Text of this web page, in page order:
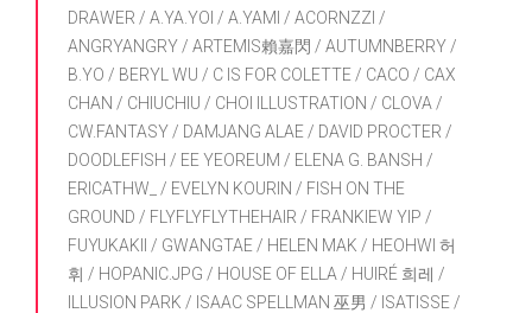
DRAWER / A.YA.YOI / A.YAMI / ACORNZZI /
ANGRYANGRY / ARTEMIS賴嘉閃 / AUTUMNBERRY /
B.YO / BERYL WU / C IS FOR COLETTE / CACO / CAX
CHAN / CHIUCHIU / CHOI ILLUSTRATION / CLOVA /
CW.FANTASY / DAMJANG ALAE / DAVID PROCTER /
DOODLEFISH / EE YEOREUM / ELENA G. BANSH /
ERICATHW_ / EVELYN KOURIN / FISH ON THE
GROUND / FLYFLYFLYTHEHAIR / FRANKIEW YIP /
FUYUKAKII / GWANGTAE / HELEN MAK / HEOHWI 허
휘 / HOPANIC.JPG / HOUSE OF ELLA / HUIRÉ 희레 /
ILLUSION PARK / ISAAC SPELLMAN 巫男 / ISATISSE /